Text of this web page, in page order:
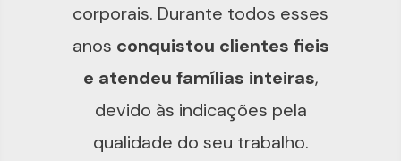
corporais. Durante todos esses
anos conquistou clientes fieis
e atendeu famílias inteiras,
devido às indicações pela
qualidade do seu trabalho.